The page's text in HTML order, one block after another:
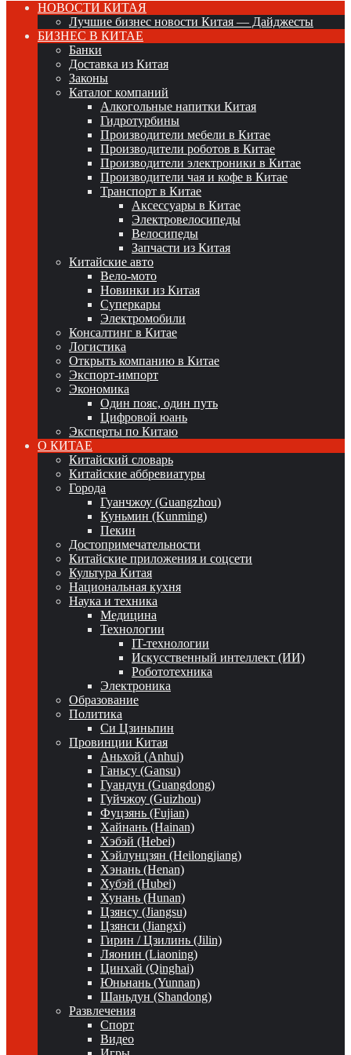
НОВОСТИ КИТАЯ
Лучшие бизнес новости Китая — Дайджесты
БИЗНЕС В КИТАЕ
Банки
Доставка из Китая
Законы
Каталог компаний
Алкогольные напитки Китая
Гидротурбины
Производители мебели в Китае
Производители роботов в Китае
Производители электроники в Китае
Производители чая и кофе в Китае
Транспорт в Китае
Аксессуары в Китае
Электровелосипеды
Велосипеды
Запчасти из Китая
Китайские авто
Вело-мото
Новинки из Китая
Суперкары
Электромобили
Консалтинг в Китае
Логистика
Открыть компанию в Китае
Экспорт-импорт
Экономика
Один пояс, один путь
Цифровой юань
Эксперты по Китаю
О КИТАЕ
Китайский словарь
Китайские аббревиатуры
Города
Гуанчжоу (Guangzhou)
Куньмин (Kunming)
Пекин
Достопримечательности
Китайские приложения и соцсети
Культура Китая
Национальная кухня
Наука и техника
Медицина
Технологии
IT-технологии
Искусственный интеллект (ИИ)
Робототехника
Электроника
Образование
Политика
Си Цзиньпин
Провинции Китая
Аньхой (Anhui)
Ганьсу (Gansu)
Гуандун (Guangdong)
Гуйчжоу (Guizhou)
Фуцзянь (Fujian)
Хайнань (Hainan)
Хэбэй (Hebei)
Хэйлунцзян (Heilongjiang)
Хэнань (Henan)
Хубэй (Hubei)
Хунань (Hunan)
Цзянсу (Jiangsu)
Цзянси (Jiangxi)
Гирин / Цзилинь (Jilin)
Ляонин (Liaoning)
Цинхай (Qinghai)
Юньнань (Yunnan)
Шаньдун (Shandong)
Развлечения
Спорт
Видео